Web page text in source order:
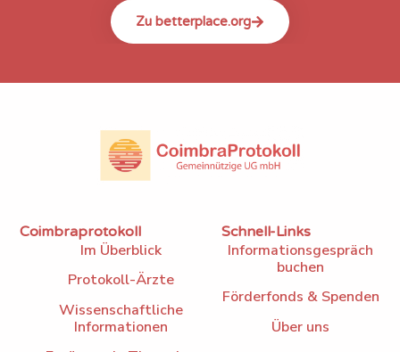
Zu betterplace.org
Coimbraprotokoll
Im Überblick
Protokoll-Ärzte
Wissenschaftliche
Informationen
Schnell-Links
Informationsgespräch
buchen
Förderfonds & Spenden
Über uns